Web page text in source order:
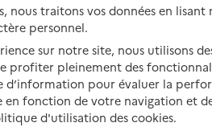
Vivre en accueil familial
Autres solutions de logement
nous traitons vos données en
personnel.
sur notre site, nous utilisons
profiter pleinement des
d’information pour évaluer la
en fonction de votre navigation et
d'utilisation des cookies.